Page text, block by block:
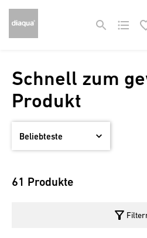
Schnell zum
Produkt
61 Produkte
filter_alt